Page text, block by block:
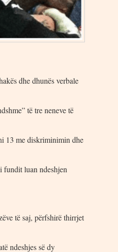
dhe dhunës verbale
të tre neneve të
13 me diskriminimin dhe
fundit luan ndeshjen
të saj, përfshirë thirrjet
ndeshjes së dy